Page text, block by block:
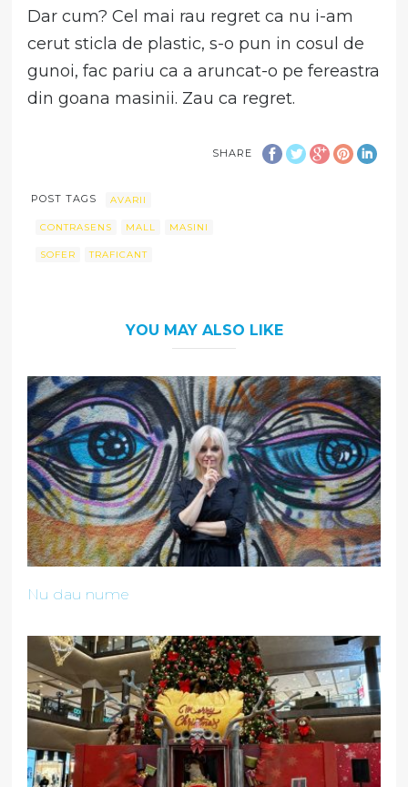
Dar cum? Cel mai rau regret ca nu i-am
cerut sticla de plastic, s-o pun in cosul de
gunoi, fac pariu ca a aruncat-o pe fereastra
din goana masinii. Zau ca regret.
SHARE
POST TAGS AVARII
CONTRASENS MALL MASINI
SOFER TRAFICANT
YOU MAY ALSO LIKE
Nu dau nume